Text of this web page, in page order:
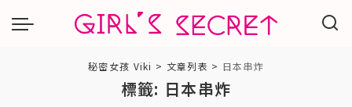
秘密女孩 Viki > 文章列表 > 日本串炸
標籤: 日本串炸